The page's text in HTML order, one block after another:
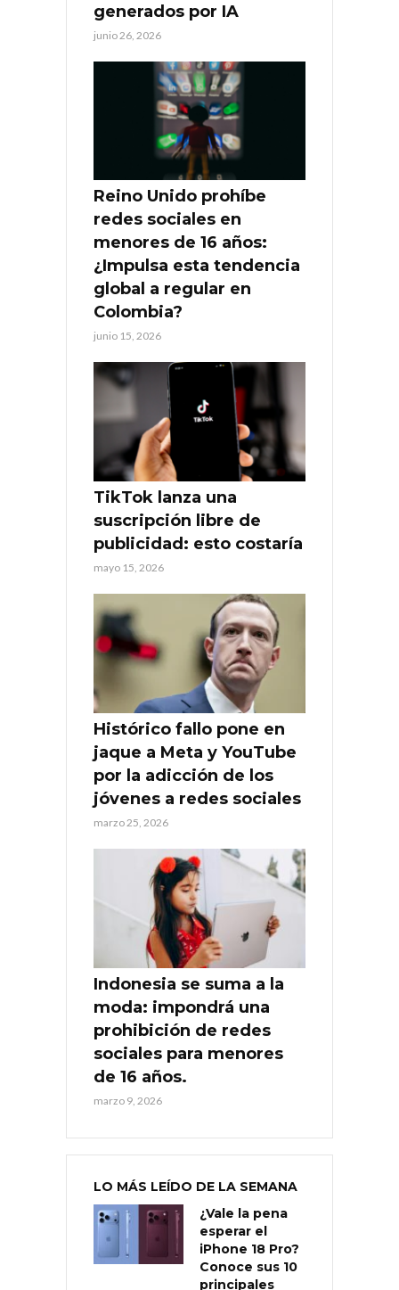
generados por IA
junio 26, 2026
Reino Unido prohíbe
redes sociales en
menores de 16 años:
¿Impulsa esta tendencia
global a regular en
Colombia?
junio 15, 2026
TikTok lanza una
suscripción libre de
publicidad: esto costaría
mayo 15, 2026
Histórico fallo pone en
jaque a Meta y YouTube
por la adicción de los
jóvenes a redes sociales
marzo 25, 2026
Indonesia se suma a la
moda: impondrá una
prohibición de redes
sociales para menores
de 16 años.
marzo 9, 2026
LO MÁS LEÍDO DE LA SEMANA
¿Vale la pena
esperar el
iPhone 18 Pro?
Conoce sus 10
principales